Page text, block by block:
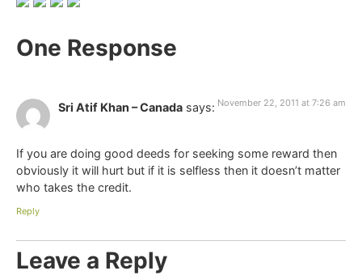
One Response
Sri Atif Khan – Canada says: November 22, 2011 at 7:26 am
If you are doing good deeds for seeking some reward then
obviously it will hurt but if it is selfless then it doesn’t matter
who takes the credit.
Reply
Leave a Reply